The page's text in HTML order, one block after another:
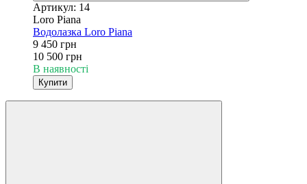
Артикул: 14
Loro Piana
Водолазка Loro Piana
9 450 грн
10 500 грн
В наявності
Купити